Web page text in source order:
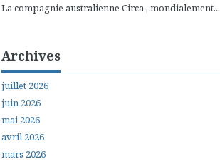
La compagnie australienne Circa , mondialement...
Archives
juillet 2026
juin 2026
mai 2026
avril 2026
mars 2026